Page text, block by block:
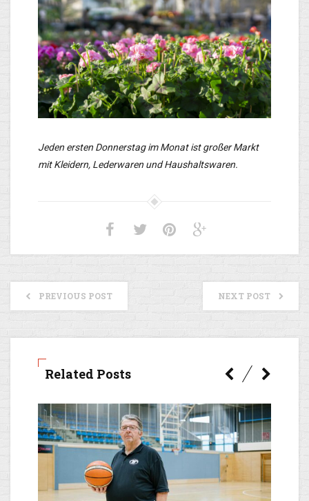
Jeden ersten Donnerstag im Monat ist großer Markt
mit Kleidern, Lederwaren und Haushaltswaren.
PREVIOUS POST NEXT POST
Related Posts